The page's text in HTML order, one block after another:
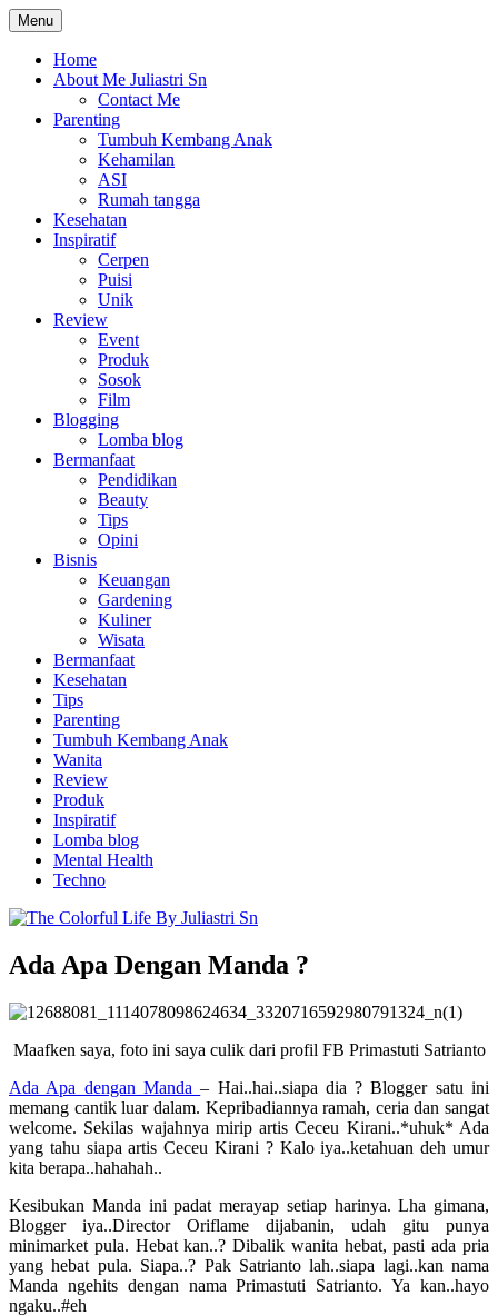
Skip
to
content
The Colorful Life By Juliastri Sn
Lifestyle Blog
Menu
Home
About Me Juliastri Sn
Contact Me
Parenting
Tumbuh Kembang Anak
Kehamilan
ASI
Rumah tangga
Kesehatan
Inspiratif
Cerpen
Puisi
Unik
Review
Event
Produk
Sosok
Film
Blogging
Lomba blog
Bermanfaat
Pendidikan
Beauty
Tips
Opini
Bisnis
Keuangan
Gardening
Kuliner
Wisata
Bermanfaat
Kesehatan
Tips
Parenting
Tumbuh Kembang Anak
Wanita
Review
Produk
Inspiratif
Lomba blog
Mental Health
Techno
Ada Apa Dengan Manda ?
Maafken saya, foto ini saya culik dari profil FB Primastuti Satrianto
Ada Apa dengan Manda– Hai..hai..siapa dia ? Blogger satu ini
memang cantik luar dalam. Kepribadiannya ramah, ceria dan sangat
welcome. Sekilas wajahnya mirip artis Ceceu Kirani..*uhuk* Ada
yang tahu siapa artis Ceceu Kirani ? Kalo iya..ketahuan deh umur
kita berapa..hahahah..
Kesibukan Manda ini padat merayap setiap harinya. Lha gimana,
Blogger iya..Director Oriflame dijabanin, udah gitu punya
minimarket pula. Hebat kan..? Dibalik wanita hebat, pasti ada pria
yang hebat pula. Siapa..? Pak Satrianto lah..siapa lagi..kan nama
Manda ngehits dengan nama Primastuti Satrianto. Ya kan..hayo
ngaku..#eh